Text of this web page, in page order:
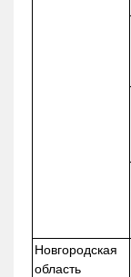
Новгородская
область